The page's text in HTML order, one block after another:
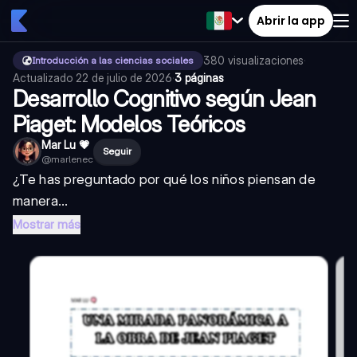
Abrir la app
Introducción a las ciencias sociales 380 visualizaciones·
Actualizado 22 de julio de 2026·3 páginas
Desarrollo Cognitivo según Jean
Piaget: Modelos Teóricos
Mar Lu 💗
@marlenec
Seguir
¿Te has preguntado por qué los niños piensan de
manera...
Mostrar más